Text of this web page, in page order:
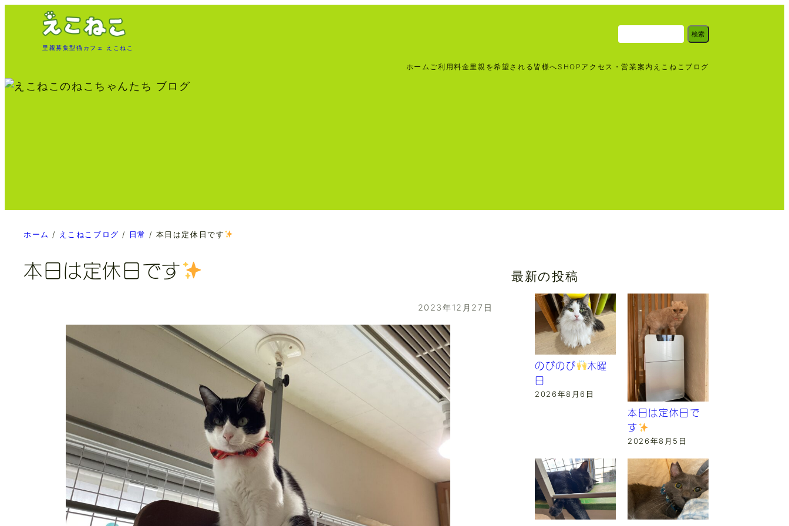
キ
ッ
里親募集型猫カフェ えこねこ
検
索
検索
ホーム ご利用料金里親を希望される皆様へ SHOP アクセス・営業案内 えこねこブログ
ホーム / えこねこブログ / 日常 / 本日は定休日です
本日は定休日です
2023年12月27日
最新の投稿
のびのび
木曜
日
2026年8月6日
本日は定休日で
す
2026年8月5日